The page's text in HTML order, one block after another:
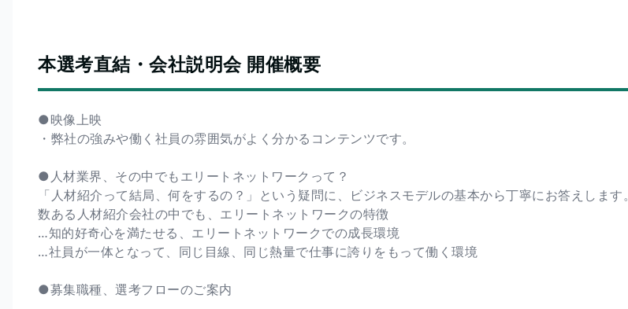
本選考直結・会社説明会 開催概要
●映像上映
・弊社の強みや働く社員の雰囲気がよく分かるコンテンツです。
●人材業界、その中でもエリートネットワークって？
「人材紹介って結局、何をするの？」という疑問に、ビジネスモデルの基本から丁寧にお答えします。
数ある人材紹介会社の中でも、エリートネットワークの特徴
…知的好奇心を満たせる、エリートネットワークでの成長環境
…社員が一体となって、同じ目線、同じ熱量で仕事に誇りをもって働く環境
●募集職種、選考フローのご案内